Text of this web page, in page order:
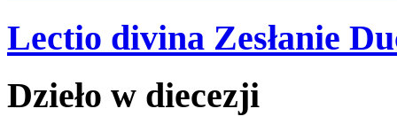
Lectio divina Zesłanie
Dzieło w diecezji